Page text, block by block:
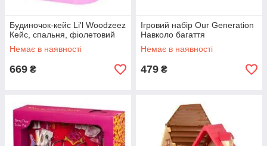
Будиночок-кейс Li'l Woodzeez
Кейс, спальня, фіолетовий
Немає в наявності
669 ₴
Ігровий набір Our Generation
Навколо багаття
Немає в наявності
479 ₴